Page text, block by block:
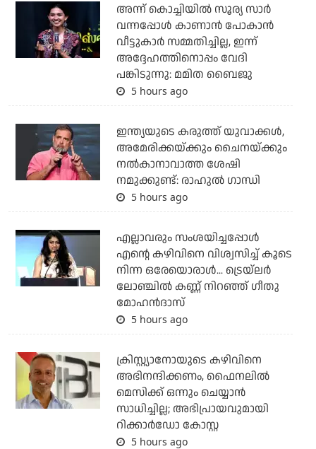
അന്ന് കൊച്ചിയില്‍ സൂര്യ സാര്‍
വന്നപ്പോള്‍ കാണാന്‍ പോകാന്‍
വീട്ടുകാര്‍ സമ്മതിച്ചില്ല, ഇന്ന്
അദ്ദേഹത്തിനൊപ്പം വേദി
പങ്കിടുന്നു: മമിത ബൈജു
5 hours ago
ഇന്ത്യയുടെ കരുത്ത് യുവാക്കള്‍,
അമേരിക്കയ്ക്കും ചൈനയ്ക്കും
നല്‍കാനാവാത്ത ശേഷി
നമുക്കുണ്ട്: രാഹുല്‍ ഗാന്ധി
5 hours ago
എല്ലാവരും സംശയിച്ചപ്പോള്‍
എന്റെ കഴിവിനെ വിശ്വസിച്ച് കൂടെ
നിന്ന ഒരേയൊരാള്‍... ട്രെയ്‌ലര്‍
ലോഞ്ചില്‍ കണ്ണ് നിറഞ്ഞ് ഗീതു
മോഹന്‍ദാസ്
5 hours ago
ക്രിസ്റ്റ്യാനോയുടെ കഴിവിനെ
അഭിനന്ദിക്കണം, ഫൈനലില്‍
മെസിക്ക് ഒന്നും ചെയ്യാന്‍
സാധിച്ചില്ല; അഭിപ്രായവുമായി
റിക്കാര്‍ഡോ കോസ്റ്റ
5 hours ago